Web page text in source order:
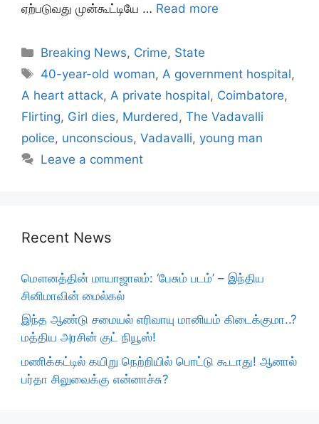
ஏற்படுவது முன்கூட்டியே … Read more
Categories
Breaking News, Crime, State
Tags
40-year-old woman, A government hospital,
A heart attack, A private hospital, Coimbatore,
Flirting, Girl dies, Murdered , The Vadavalli
police, unconscious, Vadavalli, young man
Leave a comment
Recent News
மௌனத்தின் மாயாஜாலம்: ‘பேசும் படம்’ – இந்திய
சினிமாவின் மைல்கல்
இந்த ஆண்டு சமையல் எரிவாயு மானியம் கிடைக்குமா..?
மத்திய அரசின் குட் நியூஸ்!
மணிக்கட்டில் கயிறு நெற்றியில் பொட்டு கூடாது! ஆனால்
பர்தா சிலுவைக்கு என்னாச்சு?